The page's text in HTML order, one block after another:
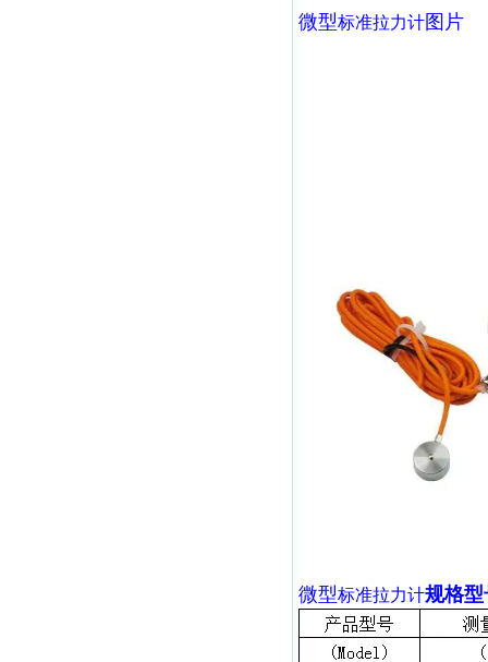
微型标准拉力计图片
微型标准拉力计规格型